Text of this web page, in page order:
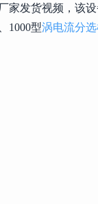
家发货视频，该
1000型涡电流分